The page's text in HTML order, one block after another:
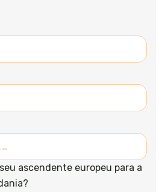
ascendente europeu para a